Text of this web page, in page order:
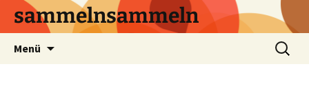
sammelnsammeln
Menü
Suchen
nach: